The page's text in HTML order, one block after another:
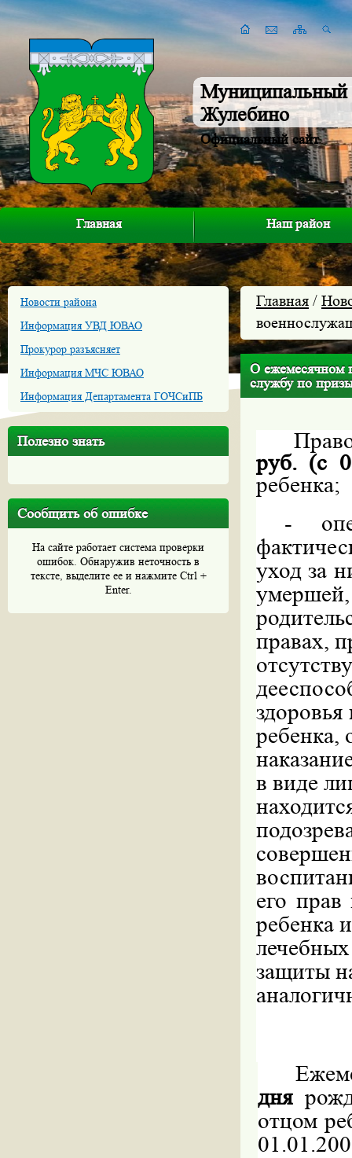
Муниципальный
Жулебино
Официальный сайт
Главная Наш район
Новости района
Информация УВД ЮВАО
Прокурор разъясняет
Информация МЧС ЮВАО
Информация Департамента ГОЧСиПБ
Полезно знать
Сообщить об ошибке
На сайте работает система проверки
ошибок. Обнаружив неточность в
тексте, выделите ее и нажмите Ctrl +
Enter.
Главная /
О ежемесячном
службу по
руб. (с
ребенка;
-
уход за
правах,
ребенка,
в виде
его прав
ребенка
защиты
дня
отцом